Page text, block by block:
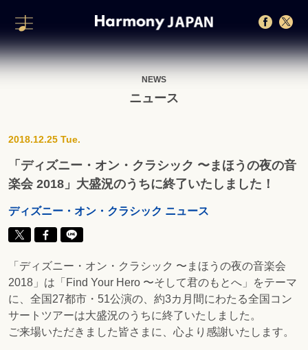
NEWS
ニュース
2018.12.25 Tue.
「ディズニー・オン・クラシック 〜まほうの夜の音
楽会 2018」大盛況のうちに終了いたしました！
ディズニー・オン・クラシック ニュース
「ディズニー・オン・クラシック 〜まほうの夜の音楽会
2018」は「Find Your Hero 〜そして君のもとへ」をテーマ
に、全国27都市・51公演の、約3カ月間にわたる全国コン
サートツアーは大盛況のうちに終了いたしました。
ご来場いただきました皆さまに、心より感謝いたします。